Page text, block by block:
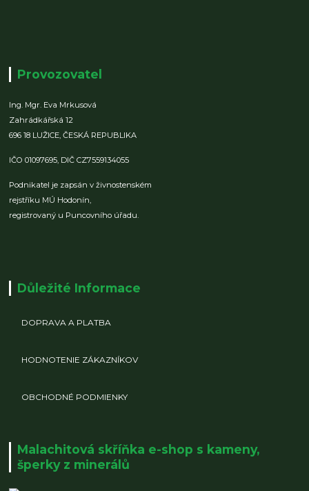
Provozovatel
Ing. Mgr. Eva Mrkusová
Zahrádkářská 12
696 18 LUŽICE,ČESKÁ REPUBLIKA
IČO 01097695, DIČ CZ7559134055
Podnikatel je zapsán v živnostenském
rejstříku MÚ Hodonín,
registrovaný u Puncovního úřadu.
Důležité Informace
DOPRAVA A PLATBA
HODNOTENIE ZÁKAZNÍKOV
OBCHODNÉ PODMIENKY
Malachitová skříňka e-shop s kameny,
šperky z minerálů